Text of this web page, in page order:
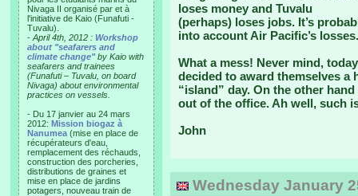
Nivaga II organisé par et à
l'initiative de Kaio (Funafuti -
Tuvalu).
- April 4th, 2012 : Workshop
about "seafarers and
climate change"by Kaio with
seafarers and trainees
(Funafuti – Tuvalu, on board
Nivaga) about environmental
practices on vessels.
- Du 17 janvier au 24 mars
2012: Mission biogaz à
Nanumea (mise en place de
récupérateurs d'eau,
remplacement des réchauds,
construction des porcheries,
distributions de graines et
mise en place de jardins
potagers, nouveau train de
loses money and Tuvalu
(perhaps) loses jobs. It’s
into account Air Pacific’s losses.
What a mess! Never mind,
decided to award themselves a
“island” day. On the other
out of the office. Ah well, such
John
Wednesday January